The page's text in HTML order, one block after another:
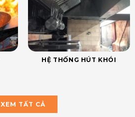
HỆ THỐNG HÚT KHÓI
XEM TẤT CẢ